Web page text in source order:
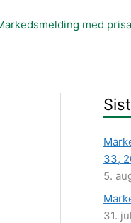
med
33,
5.
31.